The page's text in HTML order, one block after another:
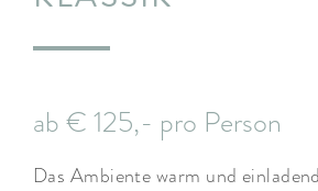
ab € 125,- pro Person
Das Ambiente warm und